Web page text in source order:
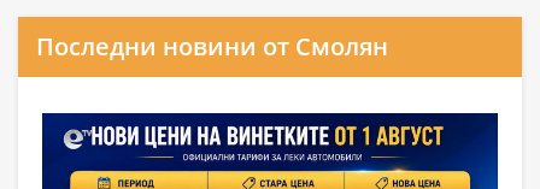
Последни новини от Смолян